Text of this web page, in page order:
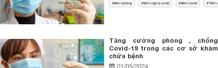
tiêm phòng tiêm ngừa covid tiêm covid Tiêm
Tăng cường phòng , chống
Covid-19 trong các cơ sở khám
chữa bệnh
01/05/2024